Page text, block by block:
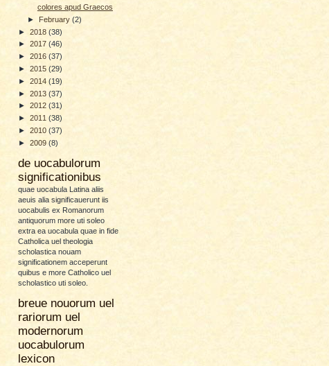
colores apud Graecos
► February(2)
► 2018 (38)
► 2017 (46)
► 2016 (37)
► 2015 (29)
► 2014 (19)
► 2013 (37)
► 2012 (31)
► 2011 (38)
► 2010 (37)
► 2009 (8)
de uocabulorum
significationibus
quae uocabula Latina aliis
aeuis alia significauerunt iis
uocabulis ex Romanorum
antiquorum more uti soleo
extra ea uocabula quae in fide
Catholica uel theologia
scholastica nouam
significationem acceperunt
quibus e more Catholico uel
scholastico uti soleo.
breue nouorum uel
rariorum uel
modernorum
uocabulorum
lexicon